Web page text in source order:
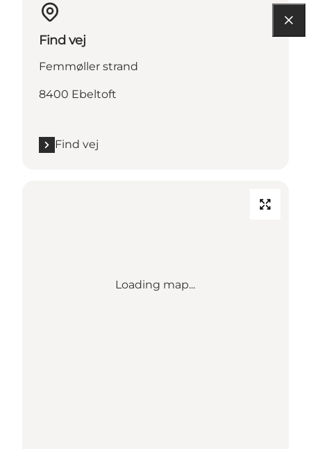
Find vej
Femmøller strand
8400 Ebeltoft
Find vej
Loading map...